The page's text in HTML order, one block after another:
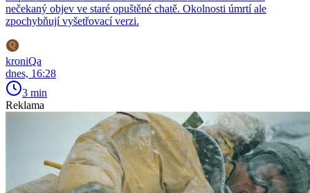
nečekaný objev ve staré opuštěné chatě. Okolnosti úmrtí ale
zpochybňují vyšetřovací verzi.
kroniQa
dnes, 16:28
3 min
Reklama